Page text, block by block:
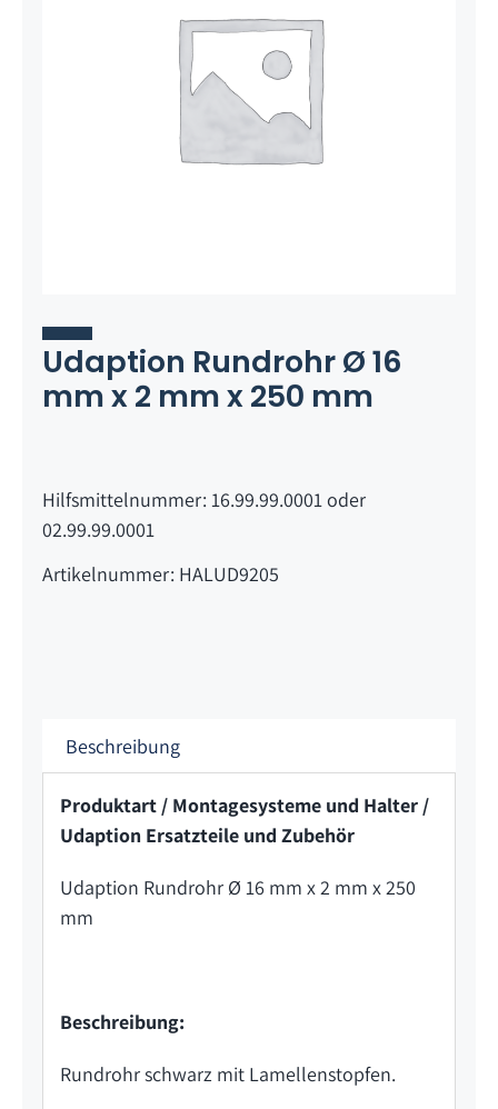
Udaption Rundrohr Ø 16
mm x 2 mm x 250 mm
Hilfsmittelnummer: 16.99.99.0001 oder
02.99.99.0001
Artikelnummer: HALUD9205
Beschreibung
Produktart / Montagesysteme und Halter /
Udaption Ersatzteile und Zubehör
Udaption Rundrohr Ø 16 mm x 2 mm x 250
mm
Beschreibung:
Rundrohr schwarz mit Lamellenstopfen.